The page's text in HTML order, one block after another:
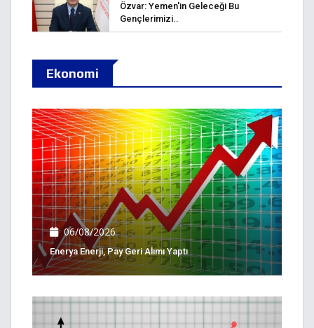
Özvar: Yemen'in Geleceği Bu
Gençlerimizi..
Ekonomi
06/08/2026
Enerya Enerji, Pay Geri Alımı Yaptı